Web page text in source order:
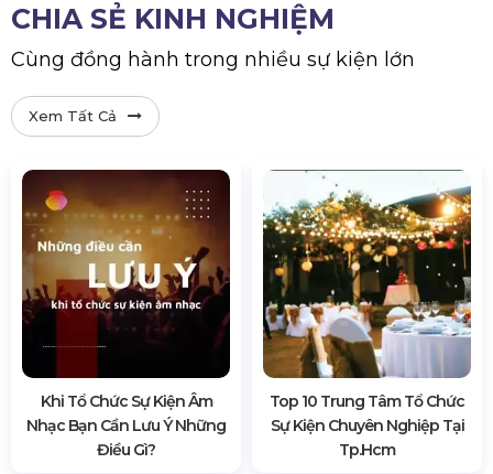
CHIA SẺ KINH NGHIỆM
Cùng đồng hành trong nhiều sự kiện lớn
Xem Tất Cả
Khi Tổ Chức Sự Kiện Âm
Nhạc Bạn Cần Lưu Ý Những
Điều Gì?
Top 10 Trung Tâm Tổ Chức
Sự Kiện Chuyên Nghiệp Tại
Tp.hcm